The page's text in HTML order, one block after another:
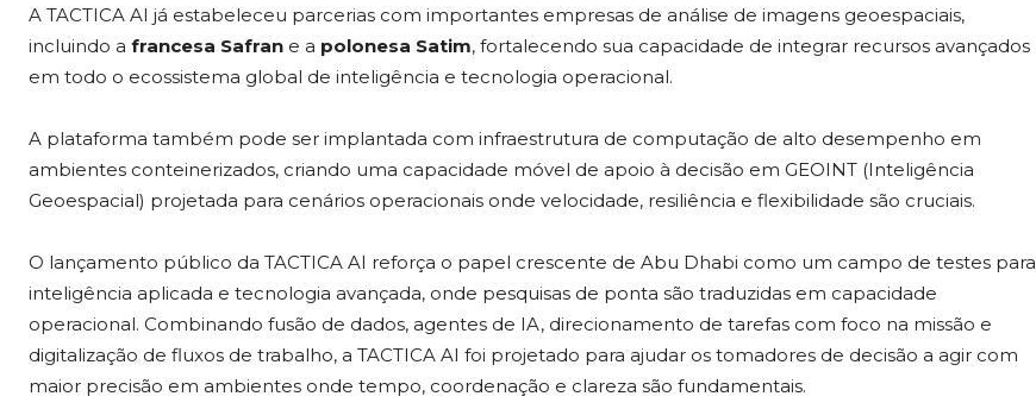
A TACTICA AI já estabeleceu parcerias com importantes empresas de análise de imagens geoespaciais,
incluindo a francesa Safran e a polonesa Satim, fortalecendo sua capacidade de integrar recursos avançados
em todo o ecossistema global de inteligência e tecnologia operacional.
A plataforma também pode ser implantada com infraestrutura de computação de alto desempenho em
ambientes conteinerizados, criando uma capacidade móvel de apoio à decisão em GEOINT (Inteligência
Geoespacial) projetada para cenários operacionais onde velocidade, resiliência e flexibilidade são cruciais.
O lançamento público da TACTICA AI reforça o papel crescente de Abu Dhabi como um campo de testes para
inteligência aplicada e tecnologia avançada, onde pesquisas de ponta são traduzidas em capacidade
operacional. Combinando fusão de dados, agentes de IA, direcionamento de tarefas com foco na missão e
digitalização de fluxos de trabalho, a TACTICA AI foi projetado para ajudar os tomadores de decisão a agir com
maior precisão em ambientes onde tempo, coordenação e clareza são fundamentais.